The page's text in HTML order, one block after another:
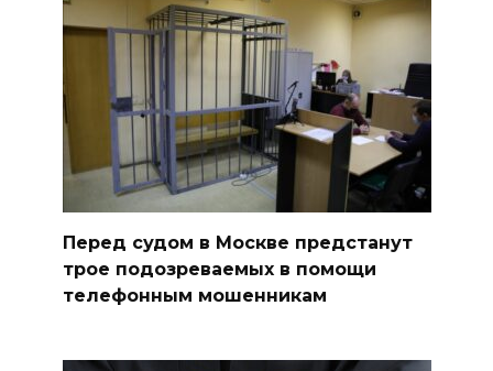
Перед судом в Москве предстанут
трое подозреваемых в помощи
телефонным мошенникам